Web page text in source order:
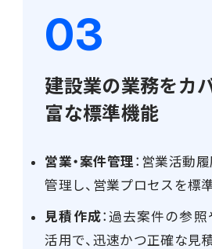
建設業の業務をカ
富な標準機能
営業・案件管理 ：営業活動
管理し、営業プロセスを標準
見積作成：過去案件の参
活用で、迅速かつ正確な見